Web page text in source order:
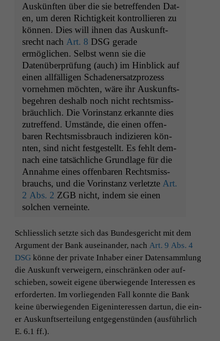
Auskün­ften über die sie betr­e­f­fend­en Dat­
en, um deren Richtigkeit kon­trol­lieren zu
kön­nen. Dies will ihnen das Auskun­ft­
srecht nach Art. 8 DSG ger­ade
ermöglichen. Selb­st wenn sie die
Datenüber­prü­fung (auch) im Hin­blick auf
einen allfäl­li­gen Schaden­er­satzprozess
vornehmen möcht­en, wäre ihr Auskun­fts­
begehren deshalb noch nicht rechtsmiss­
bräuch­lich. Die Vorin­stanz erkan­nte dies
zutr­e­f­fend. Umstände, die einen offen­
baren Rechtsmiss­brauch indizieren kön­
nten, sind nicht fest­gestellt. Es fehlt dem­
nach eine tat­säch­liche Grund­lage für die
Annahme eines offen­baren Rechtsmiss­
brauchs, und die Vorin­stanz ver­let­zte Art.
2 Abs. 2 ZGB nicht, indem sie einen
solchen verneinte.
Schliesslich set­zte sich das Bun­des­gericht mit dem
Argu­ment der Bank auseinan­der, nach Art. 9 Abs. 4
DSG könne der pri­vate Inhab­er ein­er Daten­samm­lung
die Auskun­ft ver­weigern, ein­schränken oder auf­
schieben, soweit eigene über­wiegende Inter­essen es
erforderten. Im vor­liegen­den Fall kon­nte die Bank
keine über­wiegen­den Eigen­in­ter­essen dar­tun, die ein­
er Auskun­ft­serteilung ent­ge­gen­stün­den (aus­führlich
E. 6.1 ff.).
Notwendige
Cookies
Diese
Cookies sind
nicht
optional, es
damit die
Website